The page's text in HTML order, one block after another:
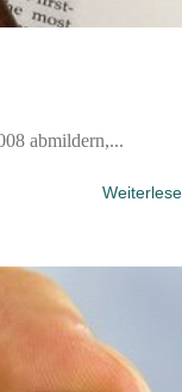
abmildern,...